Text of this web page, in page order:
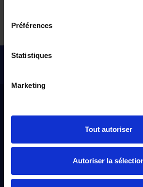
Préférences
Statistiques
Marketing
Tout autoriser
Autoriser la
Pour les trajets courts, privilégiez la